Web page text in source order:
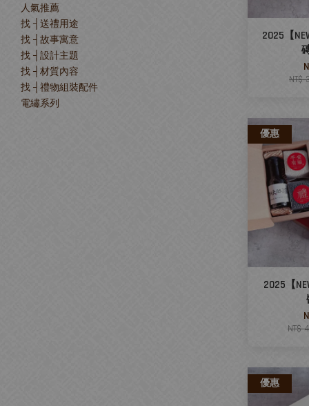
人氣推薦
找 ┤送禮用途
找 ┤故事寓意
找 ┤設計主題
找 ┤材質內容
找 ┤禮物組裝配件
電繡系列
2025【
NT$
優惠
2025【
NT$
優惠